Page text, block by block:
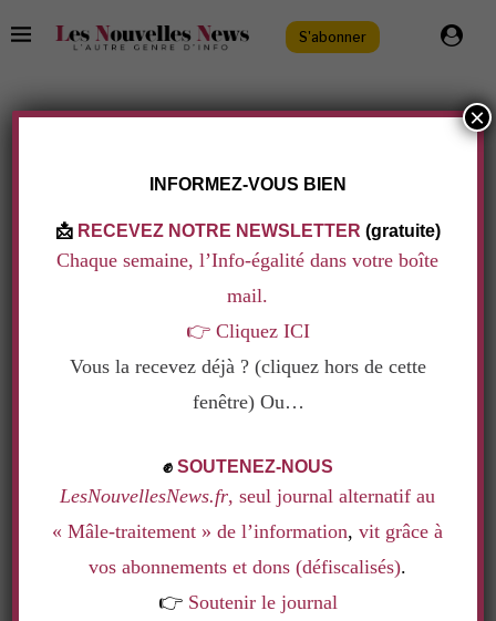
S'abonner
Culture
LES JOURNÉES DU MATRIMOINE SORTENT
DE LA CLANDESTINITÉ
La rédaction 14 septembre 2023
INFORMEZ-VOUS BIEN
📩 RECEVEZ NOTRE NEWSLETTER (gratuite)
Chaque semaine, l’Info-égalité dans votre boîte
mail.
👉 Cliquez ICI
Vous la recevez déjà ? (cliquez hors de cette
fenêtre) Ou…
✊ SOUTENEZ-NOUS
LesNouvellesNews.fr, seul journal alternatif au
« Mâle-traitement » de l’information,vit grâce à
vos abonnements et dons (défiscalisés).
👉 Soutenir le journal
×